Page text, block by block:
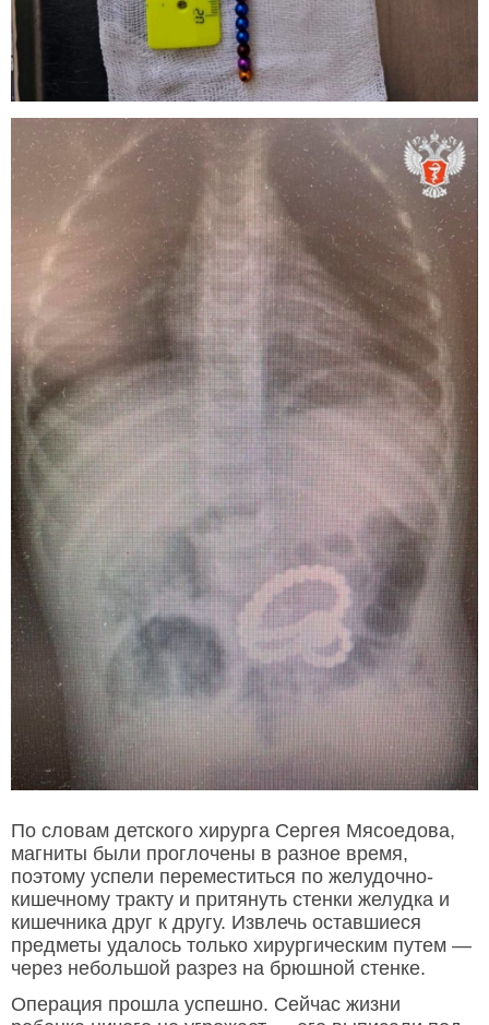
По словам детского хирурга Сергея Мясоедова,
магниты были проглочены в разное время,
поэтому успели переместиться по желудочно-
кишечному тракту и притянуть стенки желудка и
кишечника друг к другу. Извлечь оставшиеся
предметы удалось только хирургическим путем —
через небольшой разрез на брюшной стенке.
Операция прошла успешно. Сейчас жизни